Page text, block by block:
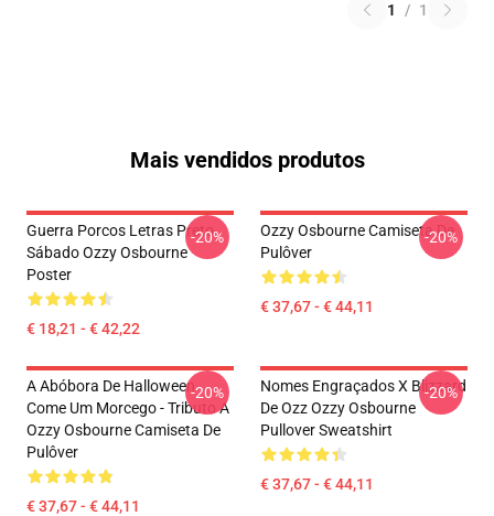
1 / 1
Mais vendidos produtos
Guerra Porcos Letras Preto
Sábado Ozzy Osbourne
Poster
€ 18,21 - € 42,22
-20%
Ozzy Osbourne Camiseta De
Pulôver
€ 37,67 - € 44,11
-20%
A Abóbora De Halloween
Come Um Morcego - Tributo A
Ozzy Osbourne Camiseta De
Pulôver
€ 37,67 - € 44,11
-20%
Nomes Engraçados X Blizzard
De Ozz Ozzy Osbourne
Pullover Sweatshirt
€ 37,67 - € 44,11
-20%